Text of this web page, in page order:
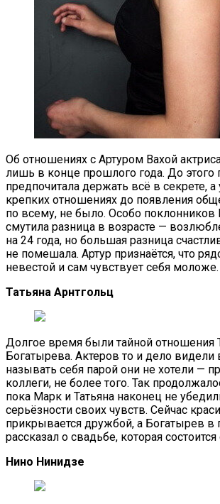
Об отношениях с Артуром Вахой
лишь в конце прошлого года. До этого
предпочитала держать всё в секрете, а
крепких отношениях до появления
по всему, не было. Особо поклонников
смутила разница в возрасте —
на 24 года, но большая разница
не помешала. Артур признаётся, что
невестой и сам чувствует себя моложе.
Татьяна Арнтгольц
Долгое время были тайной отношения
Богатырева. Актеров то и дело видели
называть себя парой они не хотели —
коллеги, не более того. Так
пока Марк и Татьяна наконец не
серьёзности своих чувств. Сейчас
прикрывается дружбой, а Богатырев
рассказал о свадьбе, которая
Нино Нинидзе